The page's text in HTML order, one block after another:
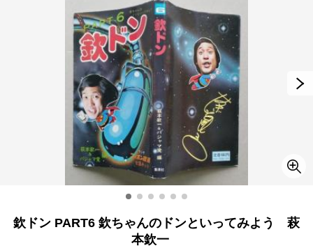
欽ドン PART6 欽ちゃんのドンといってみよう 萩
本欽一